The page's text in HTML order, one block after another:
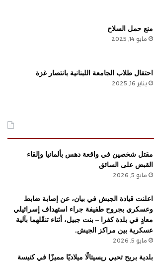
منع حمل السلاح
مايو 14, 2025
احتفال طلاب الجامعة اللبنانية بانتصار غزة
يناير 16, 2025
مقتل شخصين في واقعة دهس بألمانيا وإلقاء
القبض على السائق
مايو 5, 2026
اعلنت قيادة الجيش في بيان، عن إصابة ضابط
وعسكري بجروح طفيفة جراء استهداف ​إسرائيل​ي
معادٍ في بلدة ​كفرا​ – ​بنت جبيل​، أثناء تنقّلهما بآلية
عسكرية بين مراكز الجيش.
مايو 5, 2026
بلدية بريح تحيي ريسيتالًا ميلاديًا مميزًا في كنيسة